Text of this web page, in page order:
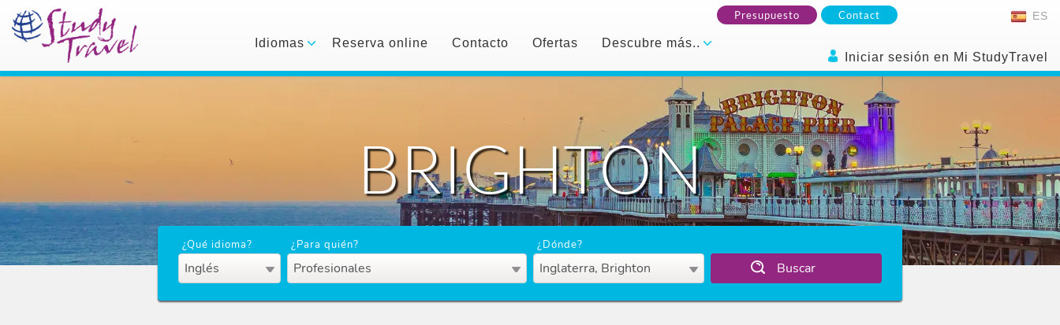
Presupuesto Contact ES
Iniciar sesión en Mi StudyTravel
Idiomas Reserva online Contacto Ofertas Descubre más..
BRIGHTON
¿Qué idioma?
Inglés
¿Para quién?
Profesionales
¿Dónde?
Inglaterra, Brighton Buscar